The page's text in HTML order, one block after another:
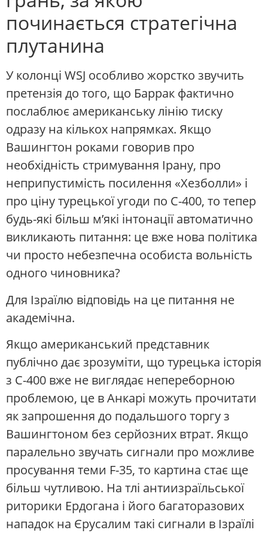
починається стратегічна
плутанина
У колонці WSJ особливо жорстко звучить
претензія до того, що Баррак фактично
послаблює американську лінію тиску
одразу на кількох напрямках. Якщо
Вашингтон роками говорив про
необхідність стримування Ірану, про
неприпустимість посилення «Хезболли» і
про ціну турецької угоди по С-400, то тепер
будь-які більш м’які інтонації автоматично
викликають питання: це вже нова політика
чи просто небезпечна особиста вольність
одного чиновника?
Для Ізраїлю відповідь на це питання не
академічна.
Якщо американський представник
публічно дає зрозуміти, що турецька історія
з С-400 вже не виглядає непереборною
проблемою, це в Анкарі можуть прочитати
як запрошення до подальшого торгу з
Вашингтоном без серйозних втрат. Якщо
паралельно звучать сигнали про можливе
просування теми F-35, то картина стає ще
більш чутливою. На тлі антиизраїльської
риторики Ердогана і його багаторазових
нападок на Єрусалим такі сигнали в Ізраїлі